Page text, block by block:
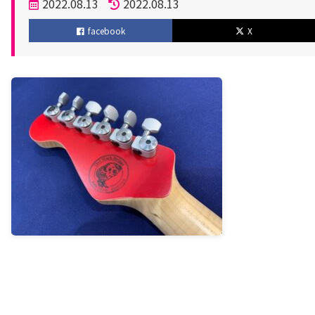
投
稿
日
2022.08.13
更
新
2022.08.13
facebook X